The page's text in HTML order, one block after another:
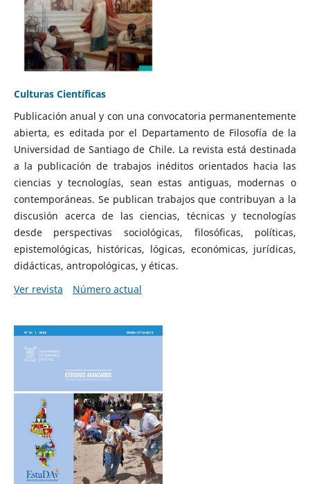
Culturas Científicas
Publicación anual y con una convocatoria permanentemente
abierta, es editada por el Departamento de Filosofía de la
Universidad de Santiago de Chile. La revista está destinada
a la publicación de trabajos inéditos orientados hacia las
ciencias y tecnologías, sean estas antiguas, modernas o
contemporáneas. Se publican trabajos que contribuyan a la
discusión acerca de las ciencias, técnicas y tecnologías
desde perspectivas sociológicas, filosóficas, políticas,
epistemológicas, históricas, lógicas, económicas, jurídicas,
didácticas, antropológicas, y éticas.
Ver revista
Número actual